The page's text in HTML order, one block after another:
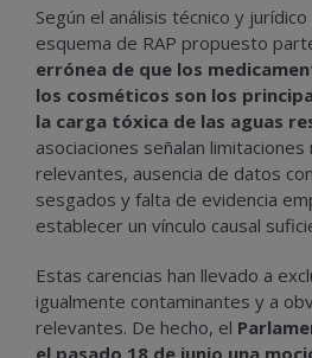
Según el análisis técnico y
esquema de RAP propuesto
errónea de que los
los cosméticos son los
la carga tóxica de las aguas
asociaciones señalan
relevantes, ausencia de datos
sesgados y falta de evidencia
establecer un vínculo causal
Estas carencias han llevado a
igualmente contaminantes y a
relevantes. De hecho, el
el pasado 18 de junio una